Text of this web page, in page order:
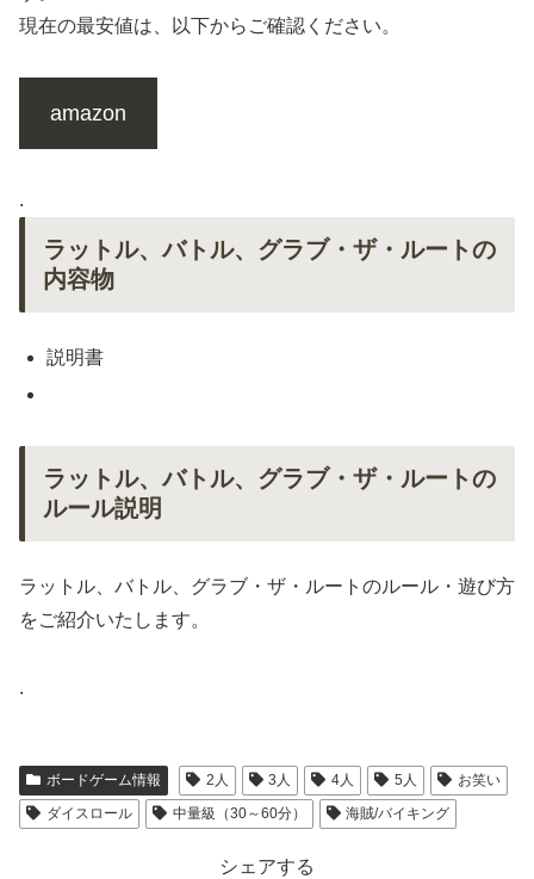
現在の最安値は、以下からご確認ください。
amazon
.
ラットル、バトル、グラブ・ザ・ルートの
内容物
説明書
ラットル、バトル、グラブ・ザ・ルートの
ルール説明
ラットル、バトル、グラブ・ザ・ルートのルール・遊び方
をご紹介いたします。
.
ボードゲーム情報 2人 3人 4人 5人
お笑い
ダイスロール
中量級（30～60分） 海賊/バイキング
シェアする